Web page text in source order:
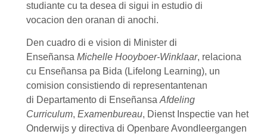
studiante cu ta desea di sigui in estudio di
vocacion den oranan di anochi.
Den cuadro di e vision di Minister di
Enseñansa Michelle Hooyboer-Winklaar, relaciona
cu Enseñansa pa Bida (Lifelong Learning), un
comision consistiendo di representantenan
di Departamento di Enseñansa Afdeling
Curriculum, Examenbureau, Dienst Inspectie van het
Onderwijs y directiva di Openbare Avondleergangen